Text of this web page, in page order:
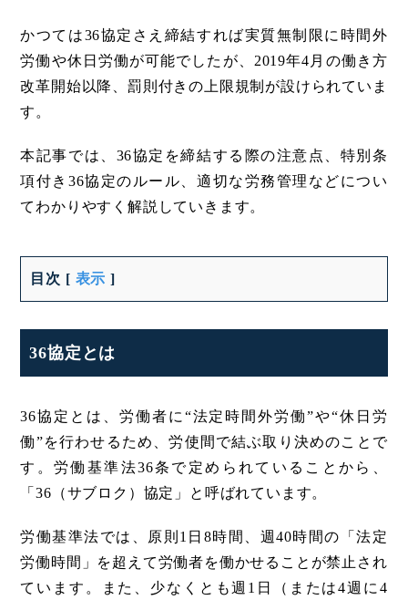
かつては36協定さえ締結すれば実質無制限に時間外
労働や休日労働が可能でしたが、2019年4月の働き方
改革開始以降、罰則付きの上限規制が設けられていま
す。
本記事では、36協定を締結する際の注意点、特別条
項付き36協定のルール、適切な労務管理などについ
てわかりやすく解説していきます。
目次 [ 表示 ]
36協定とは
36協定とは、労働者に“法定時間外労働”や“休日労
働”を行わせるため、労使間で結ぶ取り決めのことで
す。労働基準法36条で定められていることから、
「36（サブロク）協定」と呼ばれています。
労働基準法では、原則1日8時間、週40時間の「法定
労働時間」を超えて労働者を働かせることが禁止され
ています。また、少なくとも週1日（または4週に4